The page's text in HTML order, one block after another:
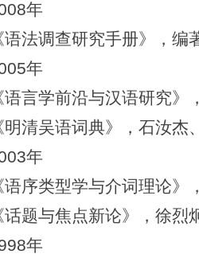
年
调查研究手册》，编著
年
学前沿与汉语研究》，
吴语词典》，石汝杰、
年
类型学与介词理论》，
与焦点新论》，徐烈炯
年